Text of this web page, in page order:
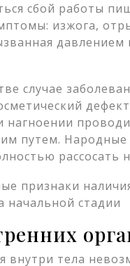
сбой работы
изжога,
давлением
случае
нагноении
путем.
рассосать
внутри тела